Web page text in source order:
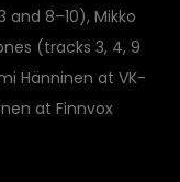
and 8–10), Mikko
(tracks 3, 4, 9
Hänninen at VK-
at Finnvox